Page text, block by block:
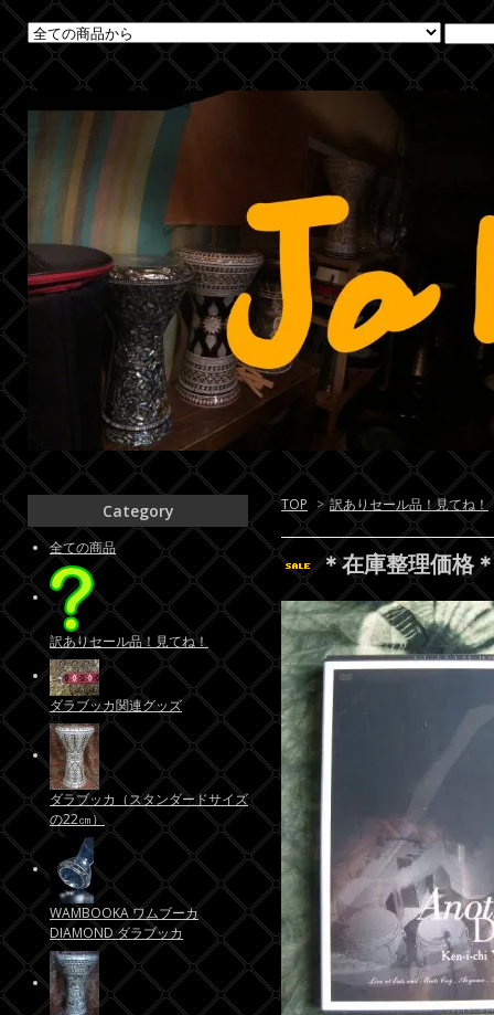
TOP > 訳ありセール品！見てね！
＊在庫整理価格
Category
全ての商品
訳ありセール品！見てね！
ダラブッカ関連グッズ
ダラブッカ（スタンダードサイズ
の22㎝）
WAMBOOKA ワムブーカ
DIAMOND ダラブッカ